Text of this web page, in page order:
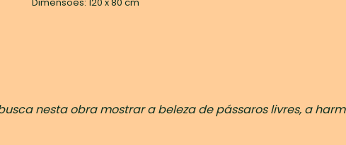
Dimensões: 120 x 80 cm
nesta obra mostrar a beleza de pássaros livres, a